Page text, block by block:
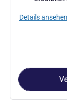
Details ansehen